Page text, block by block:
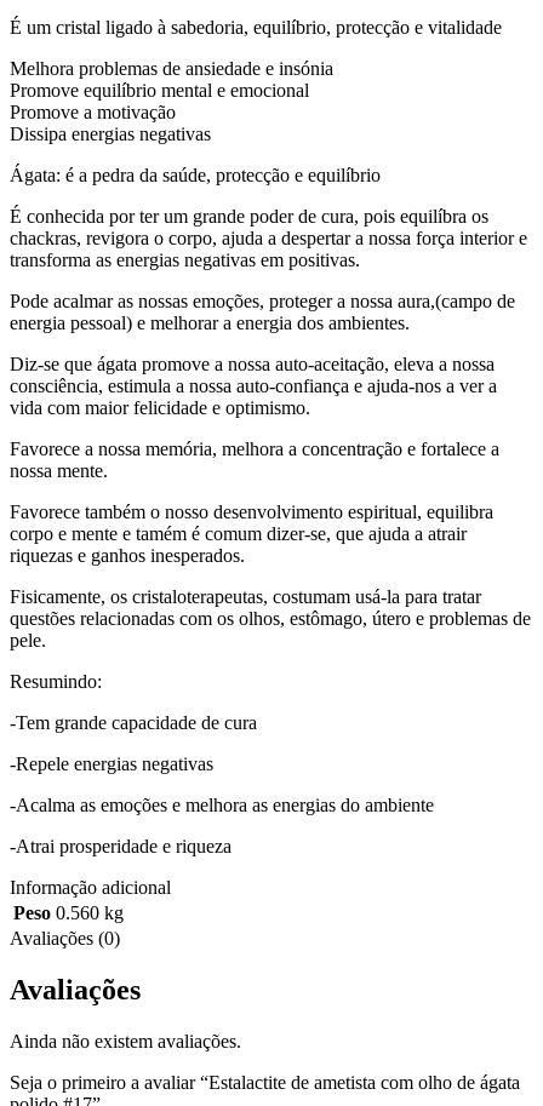
É um cristal ligado à sabedoria, equilíbrio, protecção e vitalidade
Melhora problemas de ansiedade e insónia
Promove equilíbrio mental e emocional
Promove a motivação
Dissipa energias negativas
Ágata: é a pedra da saúde, protecção e equilíbrio
É conhecida por ter um grande poder de cura, pois equilíbra os
chackras, revigora o corpo, ajuda a despertar a nossa força interior e
transforma as energias negativas em positivas.
Pode acalmar as nossas emoções, proteger a nossa aura,(campo de
energia pessoal) e melhorar a energia dos ambientes.
Diz-se que ágata promove a nossa auto-aceitação, eleva a nossa
consciência, estimula a nossa auto-confiança e ajuda-nos a ver a
vida com maior felicidade e optimismo.
Favorece a nossa memória, melhora a concentração e fortalece a
nossa mente.
Favorece também o nosso desenvolvimento espiritual, equilibra
corpo e mente e tamém é comum dizer-se, que ajuda a atrair
riquezas e ganhos inesperados.
Fisicamente, os cristaloterapeutas, costumam usá-la para tratar
questões relacionadas com os olhos, estômago, útero e problemas de
pele.
Resumindo:
-Tem grande capacidade de cura
-Repele energias negativas
-Acalma as emoções e melhora as energias do ambiente
-Atrai prosperidade e riqueza
Informação adicional
Peso 0.560 kg
Avaliações (0)
Avaliações
Ainda não existem avaliações.
Seja o primeiro a avaliar “Estalactite de ametista com olho de ágata